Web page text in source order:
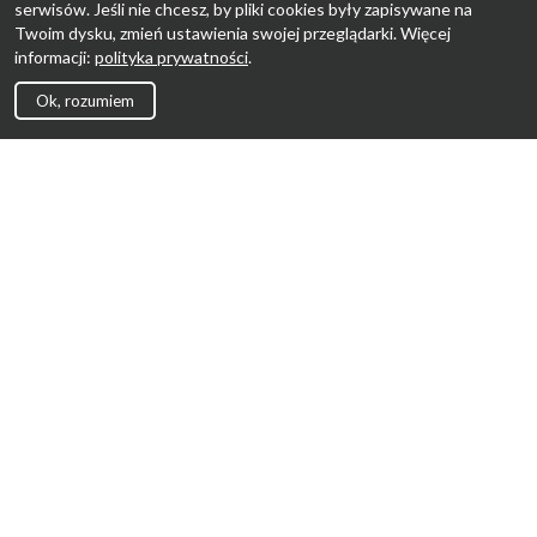
serwisów. Jeśli nie chcesz, by pliki cookies były zapisywane na
Twoim dysku, zmień ustawienia swojej przeglądarki. Więcej
informacji: polityka prywatności.
Ok, rozumiem